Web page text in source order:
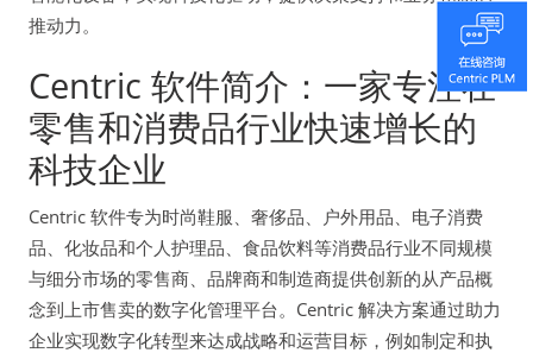
推动力。
Centric 软件简介：一家专注在
零售和消费品行业快速增长的
科技企业
Centric 软件专为时尚鞋服、奢侈品、户外用品、电子消费
品、化妆品和个人护理品、食品饮料等消费品行业不同规模
与细分市场的零售商、品牌商和制造商提供创新的从产品概
念到上市售卖的数字化管理平台。Centric 解决方案通过助力
企业实现数字化转型来达成战略和运营目标，例如制定和执